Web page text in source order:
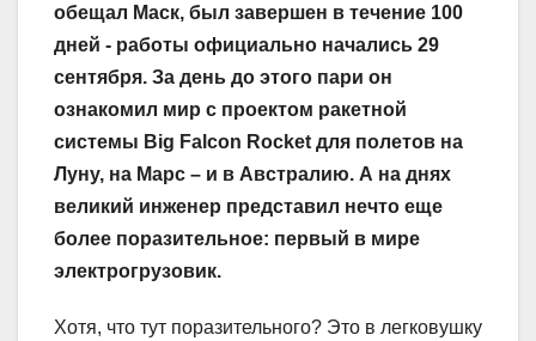
обещал Маск, был завершен в течение 100
дней ‑ работы официально начались 29
сентября. За день до этого пари он
ознакомил мир с проектом ракетной
системы Big Falcon Rocket для полетов на
Луну, на Марс – и в Австралию. А на днях
великий инженер представил нечто еще
более поразительное: первый в мире
электрогрузовик.
Хотя, что тут поразительного? Это в легковушку